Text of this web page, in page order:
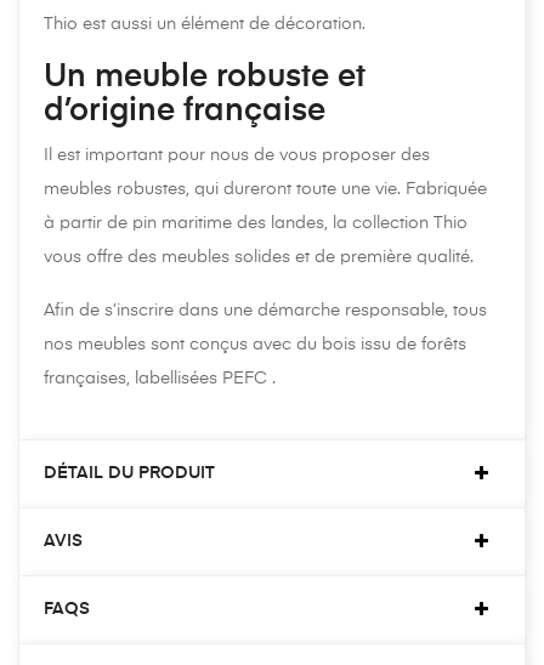
Thio est aussi un élément de décoration.
Un meuble robuste et
d’origine française
Il est important pour nous de vous proposer des
meubles robustes, qui dureront toute une vie. Fabriquée
à partir de pin maritime des landes, la collection Thio
vous offre des meubles solides et de première qualité.
Afin de s’inscrire dans une démarche responsable, tous
nos meubles sont conçus avec du bois issu de forêts
françaises, labellisées PEFC .
DÉTAIL DU PRODUIT
AVIS
FAQS